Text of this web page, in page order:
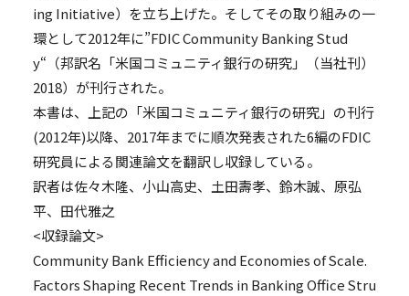
ing Initiative）を立ち上げた。そしてその取り組みの一
環として2012年に”FDIC Community Banking Stud
y“（邦訳名「米国コミュニティ銀行の研究」（当社刊）
2018）が刊行された。
本書は、上記の「米国コミュニティ銀行の研究」の刊行
(2012年)以降、2017年までに順次発表された6編のFDIC
研究員による関連論文を翻訳し収録している。
訳者は佐々木隆、小山高史、土田壽孝、鈴木誠、原弘
平、田代雅之
<収録論文>
Community Bank Efficiency and Economies of Scale.
Factors Shaping Recent Trends in Banking Office Stru